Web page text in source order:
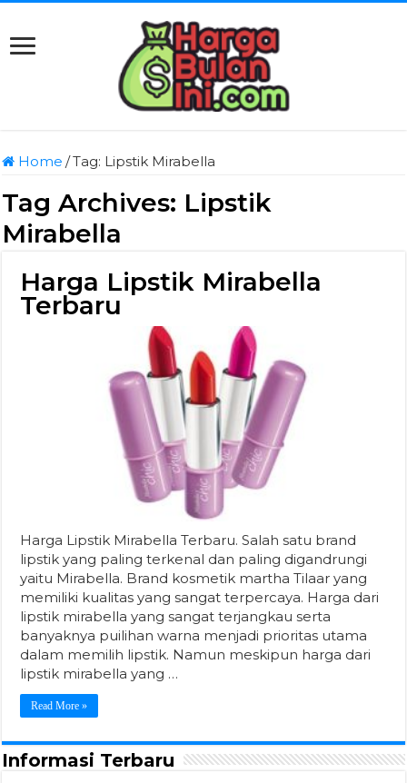
Home /Tag: Lipstik Mirabella
Tag Archives: Lipstik
Mirabella
Harga Lipstik Mirabella
Terbaru
Harga Lipstik Mirabella Terbaru. Salah satu brand
lipstik yang paling terkenal dan paling digandrungi
yaitu Mirabella. Brand kosmetik martha Tilaar yang
memiliki kualitas yang sangat terpercaya. Harga dari
lipstik mirabella yang sangat terjangkau serta
banyaknya puilihan warna menjadi prioritas utama
dalam memilih lipstik. Namun meskipun harga dari
lipstik mirabella yang …
Read More »
Informasi Terbaru